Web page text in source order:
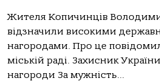
Жителя Копичинців
відзначили високими
нагородами. Про це
міській раді. Захисник
нагороди За мужність...